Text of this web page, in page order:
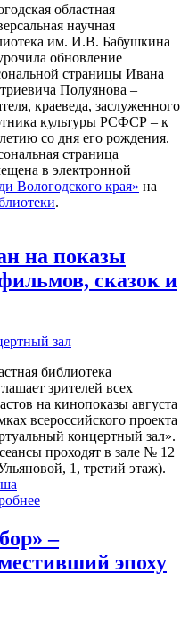
областная
научная
им. И.В. Бабушкина
обновление
страницы Ивана
Полуянова –
краеведа, заслуженного
культуры РСФСР – к
со дня его рождения.
страница
в электронной
Вологодского края» на
.
на показы
сказок и
зал
библиотека
зрителей всех
на кинопоказы августа
всероссийского проекта
концертный зал».
проходят в зале № 12
1, третий этаж).
–
эпоху